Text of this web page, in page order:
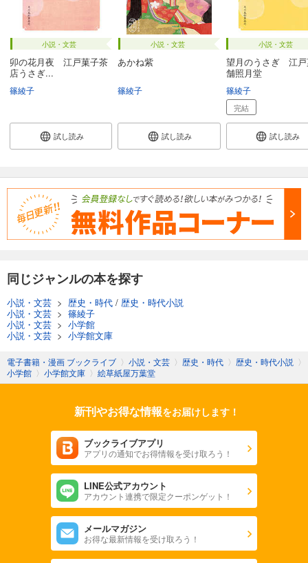
小説・文芸
卯の花月夜 江戸菓子茶
店うさぎ...
篠綾子
試し読み
小説・文芸
あかね紫
篠綾子
試し読み
小説・文芸
望月のうさぎ 江戸
舗照月堂
篠綾子
完結
試し読み
同じジャンルの本を探す
小説・文芸 > 歴史・時代 / 歴史・時代小説
小説・文芸 > 篠綾子
小説・文芸 > 小学館
小説・文芸 > 小学館文庫
電子書籍・漫画 ブックライブ 〉 小説・文芸 〉 歴史・時代 〉 歴史・時代小説 〉
小学館 〉 小学館文庫 〉 絵草紙屋万葉堂
新刊やお得な情報をお届けします！
ブックライブアプリ
アプリの通知でお得情報を受け取ろう！
LINE公式アカウント
アカウント連携で限定クーポンゲット！
メールマガジン
お得な最新情報を受け取ろう！